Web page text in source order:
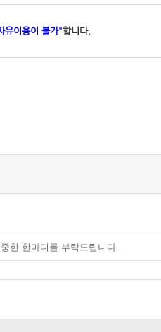
유이용이 불가"합니다.